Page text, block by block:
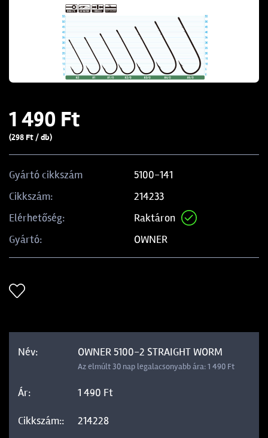
1 490 Ft
(298 Ft / db)
Gyártó cikkszám
5100-141
Cikkszám:
214233
Elérhetőség:
Raktáron
Gyártó:
OWNER
OWNER 5100-2 STRAIGHT WORM
Az elmúlt 30 nap legalacsonyabb ára: 1 490 Ft
1 490 Ft
214228